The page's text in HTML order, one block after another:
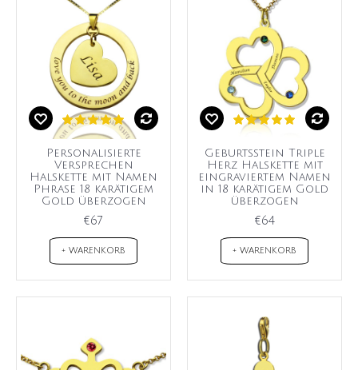
Personalisierte
Versprechen
Halskette mit Namen
Phrase 18 karätigem
Gold überzogen
€67
+ WARENKORB
Geburtsstein Triple
Herz Halskette mit
eingraviertem Namen
in 18 karätigem Gold
überzogen
€64
+ WARENKORB